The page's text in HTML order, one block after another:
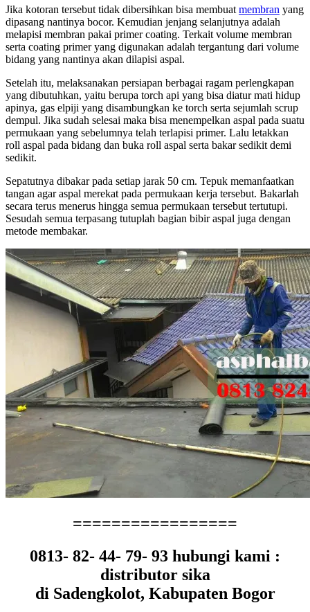
Jika kotoran tersebut tidak dibersihkan bisa membuat membran yang
dipasang nantinya bocor. Kemudian jenjang selanjutnya adalah
melapisi membran pakai primer coating. Terkait volume membran
serta coating primer yang digunakan adalah tergantung dari volume
bidang yang nantinya akan dilapisi aspal.
Setelah itu, melaksanakan persiapan berbagai ragam perlengkapan
yang dibutuhkan, yaitu berupa torch api yang bisa diatur mati hidup
apinya, gas elpiji yang disambungkan ke torch serta sejumlah scrup
dempul. Jika sudah selesai maka bisa menempelkan aspal pada suatu
permukaan yang sebelumnya telah terlapisi primer. Lalu letakkan
roll aspal pada bidang dan buka roll aspal serta bakar sedikit demi
sedikit.
Sepatutnya dibakar pada setiap jarak 50 cm. Tepuk memanfaatkan
tangan agar aspal merekat pada permukaan kerja tersebut. Bakarlah
secara terus menerus hingga semua permukaan tersebut tertutupi.
Sesudah semua terpasang tutuplah bagian bibir aspal juga dengan
metode membakar.
=================
0813- 82- 44- 79- 93 hubungi kami :
distributor sika
di Sadengkolot, Kabupaten Bogor